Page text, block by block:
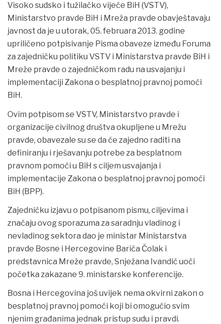
Visoko sudsko i tužilačko vijeće BiH (VSTV),
Ministarstvo pravde BiH i Mreža pravde obavještavaju
javnost da je u utorak, 05. februara 2013. godine
upriličeno potpisivanje Pisma obaveze između Foruma
za zajedničku politiku VSTV i Ministarstva pravde BiH i
Mreže pravde o zajedničkom radu na usvajanju i
implementaciji Zakona o besplatnoj pravnoj pomoći
BiH.
Ovim potpisom se VSTV, Ministarstvo pravde i
organizacije civilnog društva okupljene u Mrežu
pravde, obavezale su se da će zajedno raditi na
definiranju i rješavanju potrebe za besplatnom
pravnom pomoći u BiH s ciljem usvajanja i
implementacije Zakona o besplatnoj pravnoj pomoći
BiH (BPP).
Zajedničku izjavu o potpisanom pismu, ciljevima i
značaju ovog sporazuma za saradnju vladinog i
nevladinog sektora dao je ministar Ministarstva
pravde Bosne i Hercegovine Bariča Čolak i
predstavnica Mreže pravde, Snježana Ivandić uoči
početka zakazane 9. ministarske konferencije.
Bosna i Hercegovina još uvijek nema okvirni zakon o
besplatnoj pravnoj pomoći koji bi omogućio svim
njenim građanima jednak pristup sudu i pravdi.